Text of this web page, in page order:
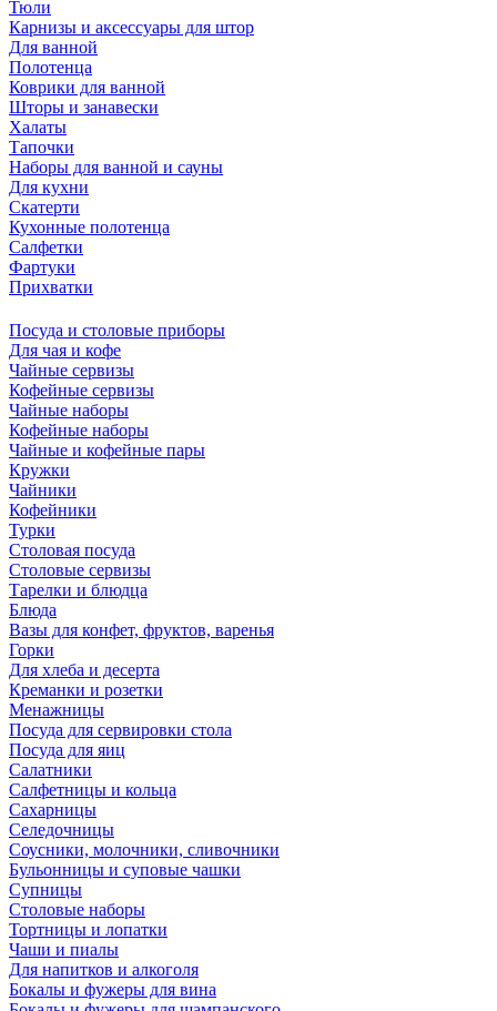
Тюли
Карнизы и аксессуары для штор
Для ванной
Полотенца
Коврики для ванной
Шторы и занавески
Халаты
Тапочки
Наборы для ванной и сауны
Для кухни
Скатерти
Кухонные полотенца
Салфетки
Фартуки
Прихватки
Посуда и столовые приборы
Для чая и кофе
Чайные сервизы
Кофейные сервизы
Чайные наборы
Кофейные наборы
Чайные и кофейные пары
Кружки
Чайники
Кофейники
Турки
Столовая посуда
Столовые сервизы
Тарелки и блюдца
Блюда
Вазы для конфет, фруктов, варенья
Горки
Для хлеба и десерта
Креманки и розетки
Менажницы
Посуда для сервировки стола
Посуда для яиц
Салатники
Салфетницы и кольца
Сахарницы
Селедочницы
Соусники, молочники, сливочники
Бульонницы и суповые чашки
Супницы
Столовые наборы
Тортницы и лопатки
Чаши и пиалы
Для напитков и алкоголя
Бокалы и фужеры для вина